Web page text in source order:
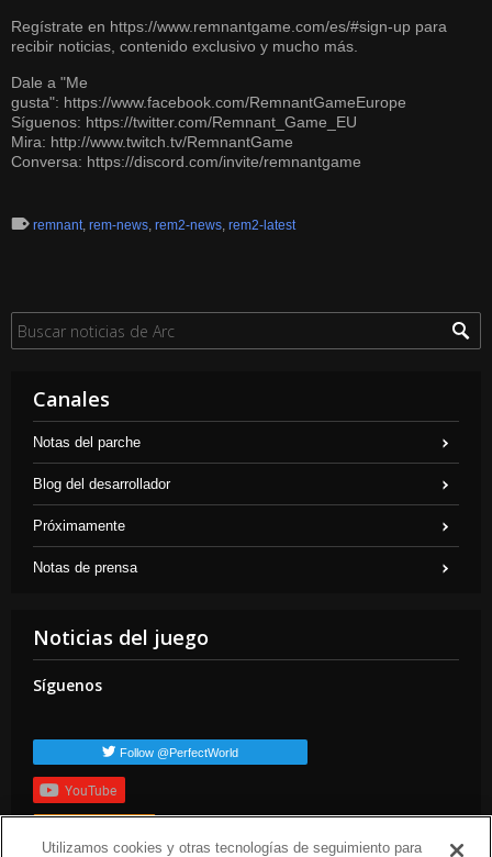
Regístrate en https://www.remnantgame.com/es/#sign-up para
recibir noticias, contenido exclusivo y mucho más.
Dale a "Me
gusta": https://www.facebook.com/RemnantGameEurope
Síguenos: https://twitter.com/Remnant_Game_EU
Mira: http://www.twitch.tv/RemnantGame
Conversa: https://discord.com/invite/remnantgame
remnant, rem-news, rem2-news, rem2-latest
Canales
Notas del parche
Blog del desarrollador
Próximamente
Notas de prensa
Noticias del juego
Síguenos
Follow @PerfectWorld
YouTube
Utilizamos cookies y otras tecnologías de seguimiento para